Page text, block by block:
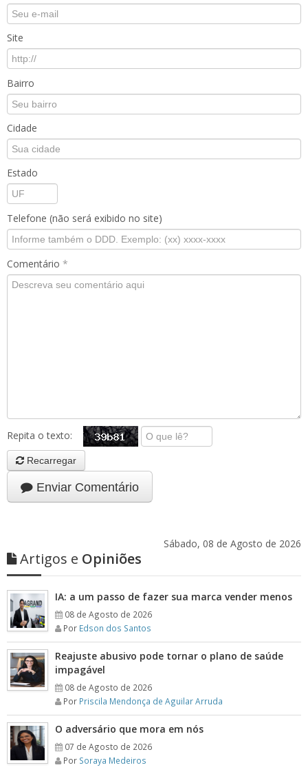
Site
Bairro
Cidade
Estado
Telefone (não será exibido no site)
Comentário *
Repita o texto:
Recarregar
Enviar Comentário
Sábado, 08 de Agosto de 2026
Artigos e Opiniões
IA: a um passo de fazer sua marca vender menos
08 de Agosto de 2026
Por Edson dos Santos
Reajuste abusivo pode tornar o plano de saúde
impagável
08 de Agosto de 2026
Por Priscila Mendonça de Aguilar Arruda
O adversário que mora em nós
07 de Agosto de 2026
Por Soraya Medeiros